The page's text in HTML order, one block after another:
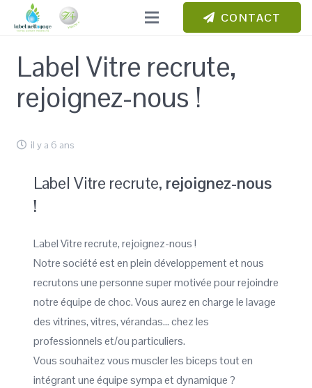
CONTACT
Label Vitre recrute,
rejoignez-nous !
il y a 6 ans
Label Vitre recrute, rejoignez-nous
!
Label Vitre recrute, rejoignez-nous !
Notre société est en plein développement et nous
recrutons une personne super motivée pour rejoindre
notre équipe de choc. Vous aurez en charge le lavage
des vitrines, vitres, vérandas… chez les
professionnels et/ou particuliers.
Vous souhaitez vous muscler les biceps tout en
intégrant une équipe sympa et dynamique ?